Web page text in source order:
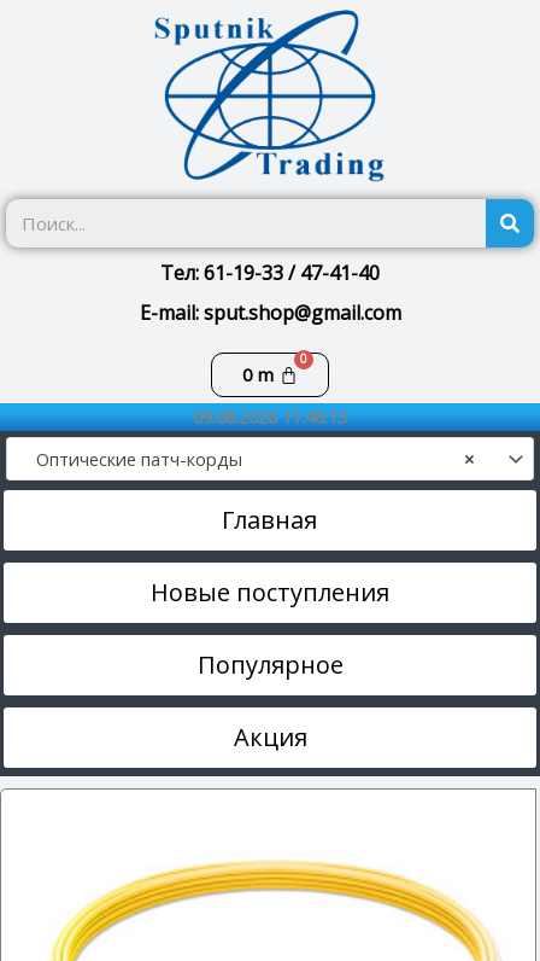
Тел: 61-19-33 / 47-41-40
E-mail: sput.shop@gmail.com
0m
Корзина
09.08.2026 11:46:13
×
Оптические патч-корды
Главная
Новые поступления
Популярное
Акция